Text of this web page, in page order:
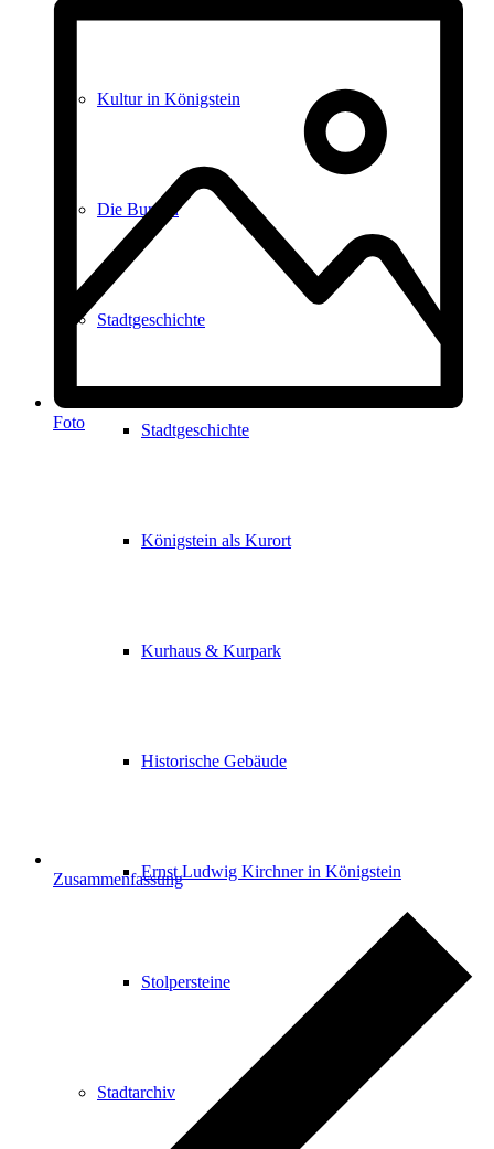
Kultur in Königstein
Die Burgen
Stadtgeschichte
Stadtgeschichte
Königstein als Kurort
Kurhaus & Kurpark
Historische Gebäude
Ernst Ludwig Kirchner in Königstein
Stolpersteine
Stadtarchiv
Foto
Zusammenfassung